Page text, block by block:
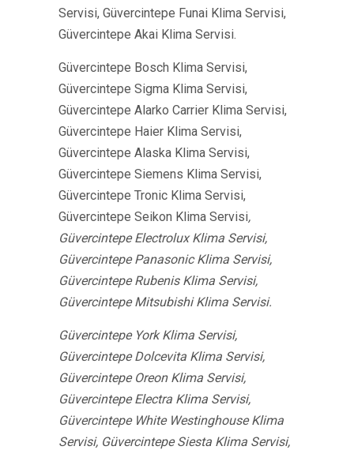
Servisi, Güvercintepe Funai Klima Servisi,
Güvercintepe Akai Klima Servisi.
Güvercintepe Bosch Klima Servisi,
Güvercintepe Sigma Klima Servisi,
Güvercintepe Alarko Carrier Klima Servisi,
Güvercintepe Haier Klima Servisi,
Güvercintepe Alaska Klima Servisi,
Güvercintepe Siemens Klima Servisi,
Güvercintepe Tronic Klima Servisi,
Güvercintepe Seikon Klima Servisi,
Güvercintepe Electrolux Klima Servisi,
Güvercintepe Panasonic Klima Servisi,
Güvercintepe Rubenis Klima Servisi,
Güvercintepe Mitsubishi Klima Servisi.
Güvercintepe York Klima Servisi,
Güvercintepe Dolcevita Klima Servisi,
Güvercintepe Oreon Klima Servisi,
Güvercintepe Electra Klima Servisi,
Güvercintepe White Westinghouse Klima
Servisi, Güvercintepe Siesta Klima Servisi,